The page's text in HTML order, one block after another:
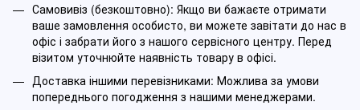
Самовивіз (безкоштовно): Якщо ви бажаєте отримати
ваше замовлення особисто, ви можете завітати до нас в
офіс і забрати його з нашого сервісного центру. Перед
візитом уточнюйте наявність товару в офісі.
Доставка іншими перевізниками: Можлива за умови
попереднього погодження з нашими менеджерами.